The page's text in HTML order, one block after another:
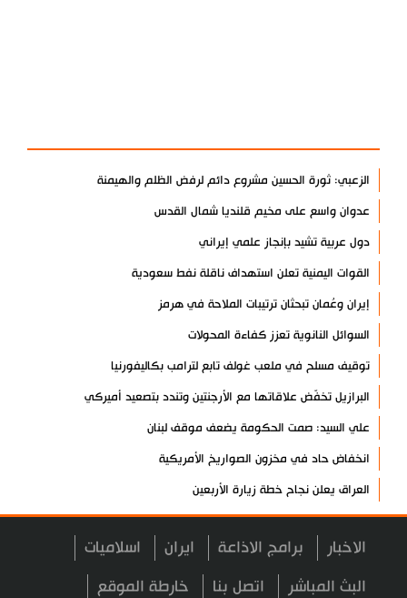
الزعبي: ثورة الحسين مشروع دائم لرفض الظلم والهيمنة
عدوان واسع على مخيم قلنديا شمال القدس
دول عربية تشيد بإنجاز علمي إيراني
القوات اليمنية تعلن استهداف ناقلة نفط سعودية
إيران وعُمان تبحثان ترتيبات الملاحة في هرمز
السوائل النانوية تعزز كفاءة المحولات
توقيف مسلح في ملعب غولف تابع لترامب بكاليفورنيا
البرازيل تخفّض علاقاتها مع الأرجنتين وتندد بتصعيد أميركي
علي السيد: صمت الحكومة يضعف موقف لبنان
انخفاض حاد في مخزون الصواريخ الأمريكية
العراق يعلن نجاح خطة زيارة الأربعين
رضائي: إيران جاهزة للدفاع عن سيادتها
رئيس بلدية طهران يلتقي مع متولي العتبة الحسينية ومحافظ كربلاء
تقرير مصور.. مراسم عزاء الأربعين بجوار مكان استشهاد الإمام
الاخبار برامج الاذاعة ايران اسلاميات
البث المباشر اتصل بنا خارطة الموقع